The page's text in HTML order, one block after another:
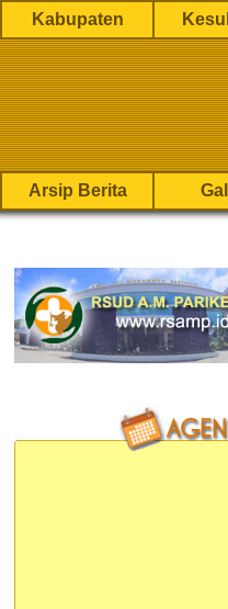
Kabupaten
Arsip Berita